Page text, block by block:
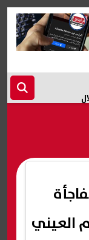
العيني